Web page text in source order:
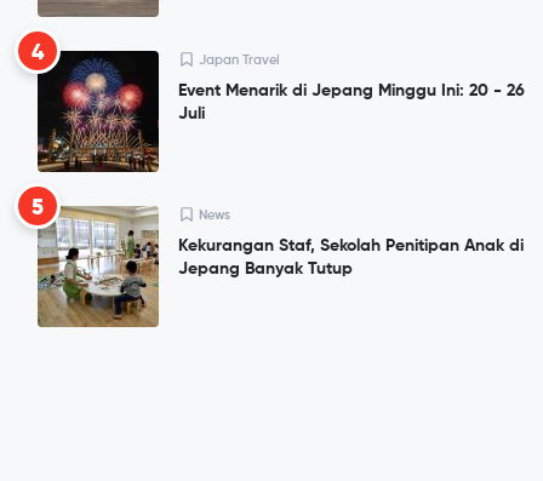
4 Japan Travel
Event Menarik di Jepang Minggu Ini: 20 - 26
Juli
5 News
Kekurangan Staf, Sekolah Penitipan Anak di
Jepang Banyak Tutup